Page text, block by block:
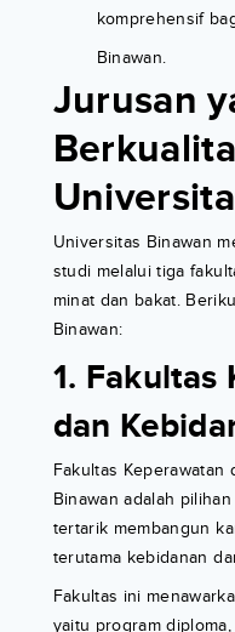
komprehensif
Binawan.
Jurusan
Universitas Binawan
studi melalui tiga
minat dan bakat.
Binawan:
1. Fakultas
dan
Fakultas Keperawatan
Binawan adalah
tertarik membangun
terutama kebidanan
Fakultas ini
yaitu program